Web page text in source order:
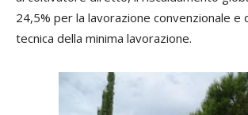
24,5% per la lavorazione convenzionale e
tecnica della minima lavorazione.